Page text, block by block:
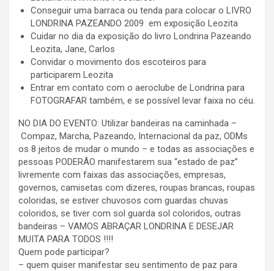
Conseguir uma barraca ou tenda para colocar o LIVRO
LONDRINA PAZEANDO 2009 em exposição Leozita
Cuidar no dia da exposição do livro Londrina Pazeando
Leozita, Jane, Carlos
Convidar o movimento dos escoteiros para
participarem Leozita
Entrar em contato com o aeroclube de Londrina para
FOTOGRAFAR também, e se possível levar faixa no céu.
NO DIA DO EVENTO: Utilizar bandeiras na caminhada –
Compaz, Marcha, Pazeando, Internacional da paz, ODMs
os 8 jeitos de mudar o mundo – e todas as associações e
pessoas PODERÃO manifestarem sua “estado de paz”
livremente com faixas das associações, empresas,
governos, camisetas com dizeres, roupas brancas, roupas
coloridas, se estiver chuvosos com guardas chuvas
coloridos, se tiver com sol guarda sol coloridos, outras
bandeiras – VAMOS ABRAÇAR LONDRINA E DESEJAR
MUITA PARA TODOS !!!!
Quem pode participar?
– quem quiser manifestar seu sentimento de paz para